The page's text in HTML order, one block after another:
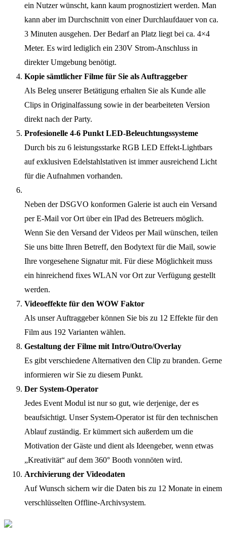
ein Nutzer wünscht, kann kaum prognostiziert werden. Man
kann aber im Durchschnitt von einer Durchlaufdauer von ca.
3 Minuten ausgehen. Der Bedarf an Platz liegt bei ca. 4×4
Meter. Es wird lediglich ein 230V Strom-Anschluss in
direkter Umgebung benötigt.
Kopie sämtlicher Filme für Sie als Auftraggeber
Als Beleg unserer Betätigung erhalten Sie als Kunde alle
Clips in Originalfassung sowie in der bearbeiteten Version
direkt nach der Party.
Profesionelle 4-6 Punkt LED-Beleuchtungssysteme
Durch bis zu 6 leistungsstarke RGB LED Effekt-Lightbars
auf exklusiven Edelstahlstativen ist immer ausreichend Licht
für die Aufnahmen vorhanden.
Neben der DSGVO konformen Galerie ist auch ein Versand
per E-Mail vor Ort über ein IPad des Betreuers möglich.
Wenn Sie den Versand der Videos per Mail wünschen, teilen
Sie uns bitte Ihren Betreff, den Bodytext für die Mail, sowie
Ihre vorgesehene Signatur mit. Für diese Möglichkeit muss
ein hinreichend fixes WLAN vor Ort zur Verfügung gestellt
werden.
Videoeffekte für den WOW Faktor
Als unser Auftraggeber können Sie bis zu 12 Effekte für den
Film aus 192 Varianten wählen.
Gestaltung der Filme mit Intro/Outro/Overlay
Es gibt verschiedene Alternativen den Clip zu branden. Gerne
informieren wir Sie zu diesem Punkt.
Der System-Operator
Jedes Event Modul ist nur so gut, wie derjenige, der es
beaufsichtigt. Unser System-Operator ist für den technischen
Ablauf zuständig. Er kümmert sich außerdem um die
Motivation der Gäste und dient als Ideengeber, wenn etwas
„Kreativität“ auf dem 360° Booth vonnöten wird.
Archivierung der Videodaten
Auf Wunsch sichern wir die Daten bis zu 12 Monate in einem
verschlüsselten Offline-Archivsystem.